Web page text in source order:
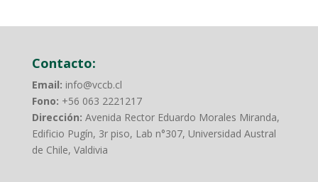
Contacto:
Email: info@vccb.cl
Fono: +56 063 2221217
Dirección: Avenida Rector Eduardo Morales Miranda,
Edificio Pugín, 3r piso, Lab n°307, Universidad Austral
de Chile, Valdivia